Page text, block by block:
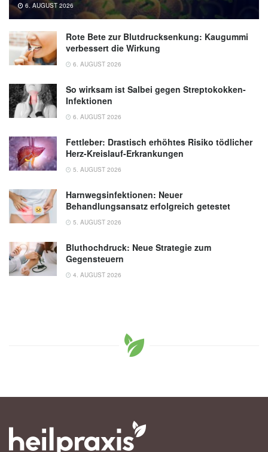
6. AUGUST 2026
Rote Bete zur Blutdrucksenkung: Kaugummi
verbessert die Wirkung
6. AUGUST 2026
So wirksam ist Salbei gegen Streptokokken-
Infektionen
6. AUGUST 2026
Fettleber: Drastisch erhöhtes Risiko tödlicher
Herz-Kreislauf-Erkrankungen
5. AUGUST 2026
Harnwegsinfektionen: Neuer
Behandlungsansatz erfolgreich getestet
5. AUGUST 2026
Bluthochdruck: Neue Strategie zum
Gegensteuern
4. AUGUST 2026